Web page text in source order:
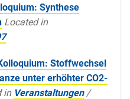
Synthese
Located in
Stoffwechsel
unter erhöhter CO2-
in Veranstaltungen /